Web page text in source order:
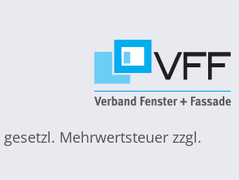
Mehrwertsteuer zzgl.